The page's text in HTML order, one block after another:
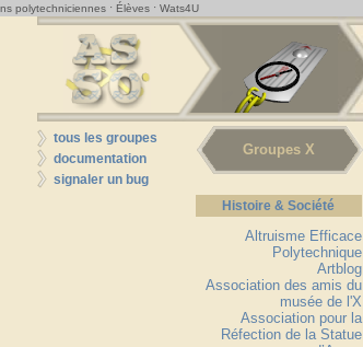
polytechniciennes · Élèves · Wats4U
tous les groupes
documentation
signaler un bug
Groupes X
Histoire & Société
Altruisme Efficace
Polytechnique
Artblog
Association des amis du
musée de l'X
Association pour la
Réfection de la Statue